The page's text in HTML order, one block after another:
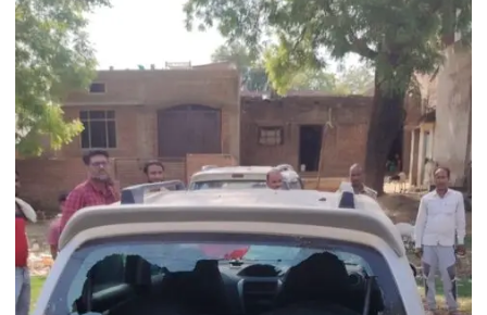
निःशुल्क
प्रशिक्षण
शिविर